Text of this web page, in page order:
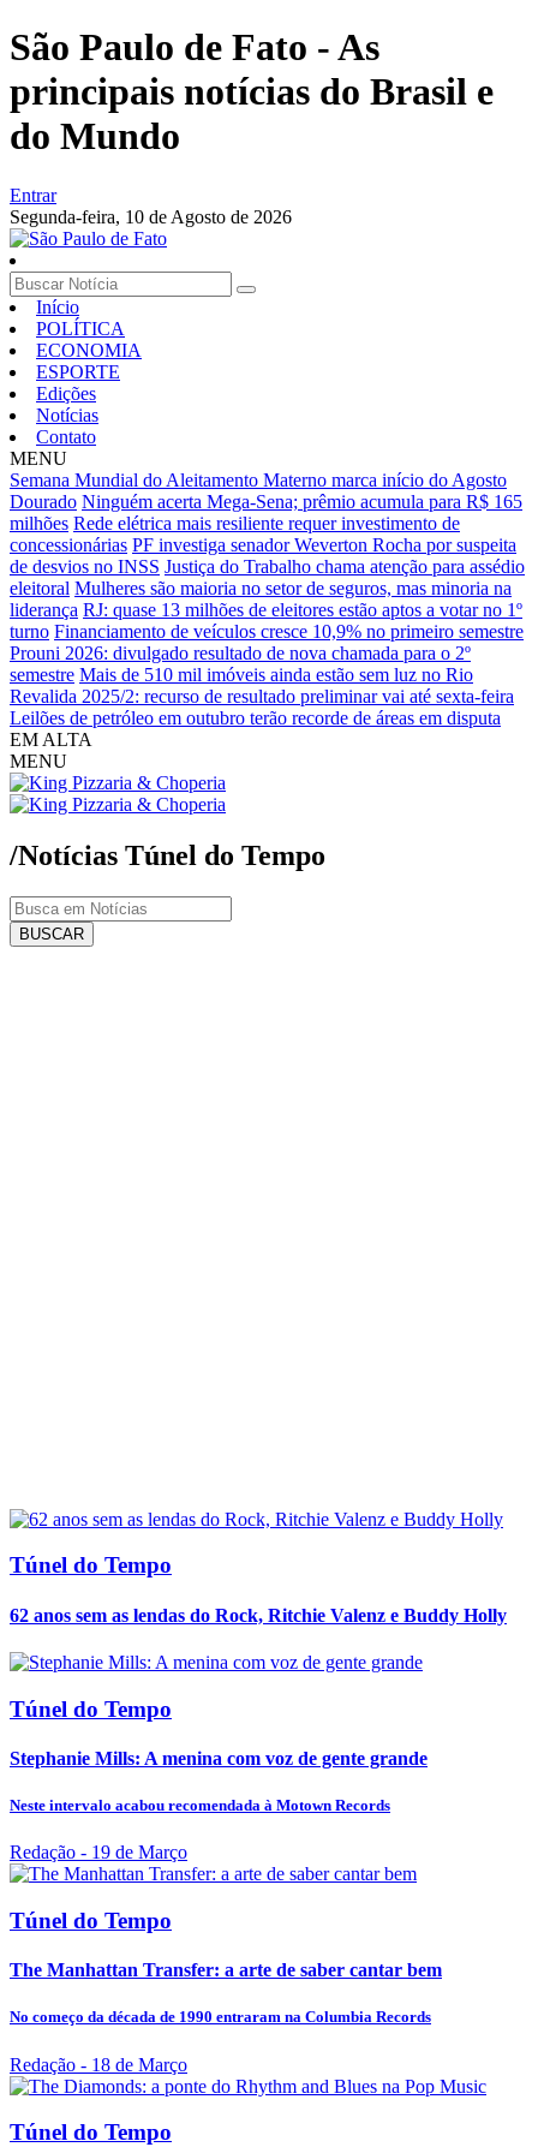
São Paulo de Fato - As
principais notícias do Brasil e
do Mundo
Entrar
Segunda-feira, 10 de Agosto de 2026
Início
POLÍTICA
ECONOMIA
ESPORTE
Edições
Notícias
Contato
MENU
Semana Mundial do Aleitamento Materno marca início do Agosto
Dourado Ninguém acerta Mega-Sena; prêmio acumula para R$ 165
milhões Rede elétrica mais resiliente requer investimento de
concessionárias PF investiga senador Weverton Rocha por suspeita
de desvios no INSS Justiça do Trabalho chama atenção para assédio
eleitoral Mulheres são maioria no setor de seguros, mas minoria na
liderança RJ: quase 13 milhões de eleitores estão aptos a votar no 1º
turno Financiamento de veículos cresce 10,9% no primeiro semestre
Prouni 2026: divulgado resultado de nova chamada para o 2º
semestre Mais de 510 mil imóveis ainda estão sem luz no Rio
Revalida 2025/2: recurso de resultado preliminar vai até sexta-feira
Leilões de petróleo em outubro terão recorde de áreas em disputa
EM ALTA
MENU
/Notícias Túnel do Tempo
BUSCAR
Túnel do Tempo
62 anos sem as lendas do Rock, Ritchie Valenz e Buddy Holly
Túnel do Tempo
Stephanie Mills: A menina com voz de gente grande
Neste intervalo acabou recomendada à Motown Records
Redação - 19 de Março
Túnel do Tempo
The Manhattan Transfer: a arte de saber cantar bem
No começo da década de 1990 entraram na Columbia Records
Redação - 18 de Março
Túnel do Tempo